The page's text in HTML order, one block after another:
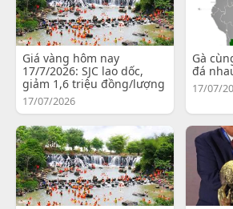
Giá vàng hôm nay
17/7/2026: SJC lao dốc,
giảm 1,6 triệu đồng/lượng
17/07/2026
Gà
đá
17/07/